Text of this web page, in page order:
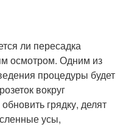
ли пересадка
осмотром. Одним из
процедуры будет
вокруг
грядку, делят
усы,